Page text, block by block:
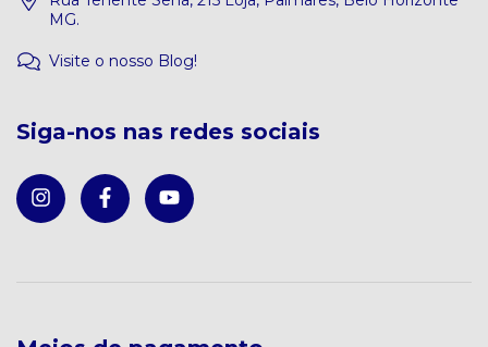
MG.
Visite o nosso Blog!
Siga-nos nas redes sociais